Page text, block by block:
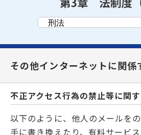
その他インターネットに関係
不正アクセス行為の禁止等に関
以下のように、他人のメールを
手に書き換えたり、有料サービ